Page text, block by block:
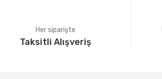
Her siparişte
Taksitli Alışveriş